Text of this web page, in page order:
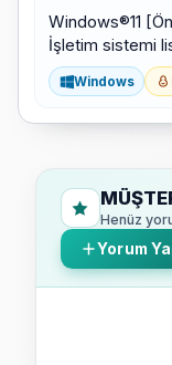
Windows®11
İşletim sistemi
Windows
Henüz
Yorum